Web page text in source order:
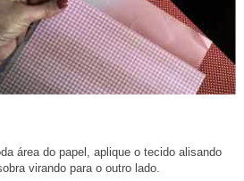
área do papel, aplique o tecido alisando
virando para o outro lado.